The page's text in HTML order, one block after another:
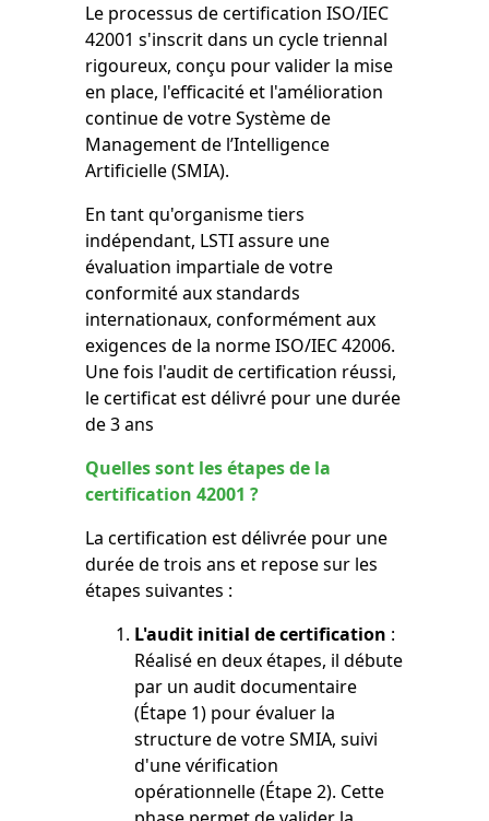
Le processus de certification ISO/IEC
42001 s'inscrit dans un cycle triennal
rigoureux, conçu pour valider la mise
en place, l'efficacité et l'amélioration
continue de votre Système de
Management de l’Intelligence
Artificielle (SMIA).
En tant qu'organisme tiers
indépendant, LSTI assure une
évaluation impartiale de votre
conformité aux standards
internationaux, conformément aux
exigences de la norme ISO/IEC 42006.
Une fois l'audit de certification réussi,
le certificat est délivré pour une durée
de 3 ans
Quelles sont les étapes de la
certification 42001 ?
La certification est délivrée pour une
durée de trois ans et repose sur les
étapes suivantes :
L'audit initial de certification :
Réalisé en deux étapes, il débute
par un audit documentaire
(Étape 1) pour évaluer la
structure de votre SMIA, suivi
d'une vérification
opérationnelle (Étape 2). Cette